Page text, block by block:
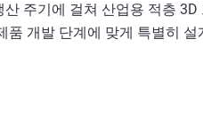
주기에 걸쳐 산업용 적층
개발 단계에 맞게 특별히